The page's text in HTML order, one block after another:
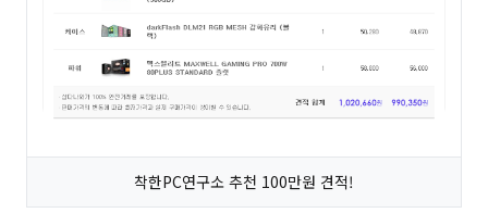
착한PC연구소 추천 100만원 견적!